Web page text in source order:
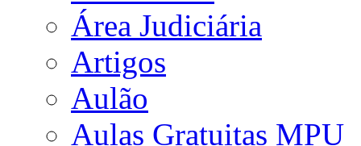
Área Judiciária
Artigos
Aulão
Aulas Gratuitas MPU